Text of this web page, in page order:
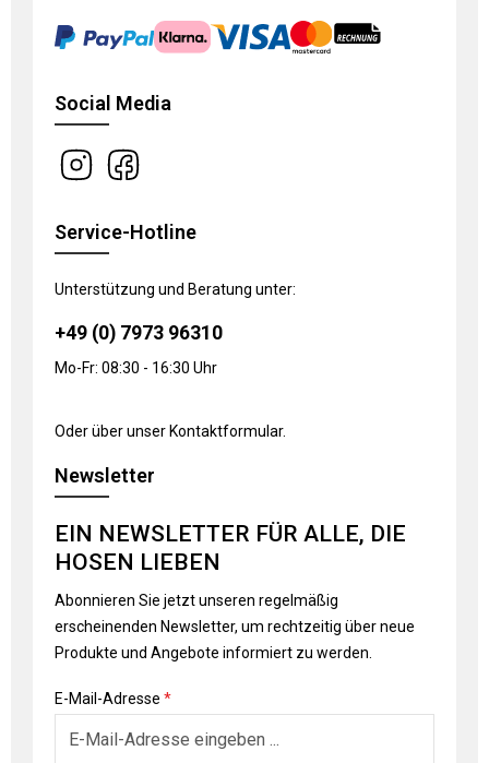
Social Media
Service-Hotline
Unterstützung und Beratung unter:
+49 (0) 7973 96310
Mo-Fr: 08:30 - 16:30 Uhr
Oder über unser Kontaktformular.
Newsletter
EIN NEWSLETTER FÜR ALLE, DIE
HOSEN LIEBEN
Abonnieren Sie jetzt unseren regelmäßig
erscheinenden Newsletter, um rechtzeitig über neue
Produkte und Angebote informiert zu werden.
E-Mail-Adresse *